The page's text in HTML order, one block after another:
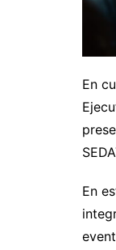
En
En